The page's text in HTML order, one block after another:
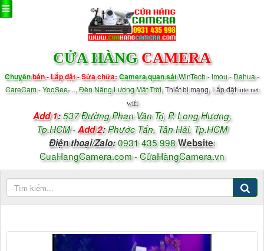
CỬA HÀNG CAMERA
Chuyênbán - Lắp đặt - Sửa chữa:Camera quan sátWinTech-imou - Dahua-
CareCam-YooSee-..., Đèn Năng Lượng Mặt Trời, Thiết bị mạng, Lắp đặtinternet
wifi
Add 1: 537 Đường Phan Văn Trị, P. Long Hương,
Tp.HCM-Add 2:Phước Tấn, Tân Hải, Tp.HCM
Điện thoại/Zalo: 0931 435 998 Website:
CuaHangCamera.com-CửaHàngCamera.vn